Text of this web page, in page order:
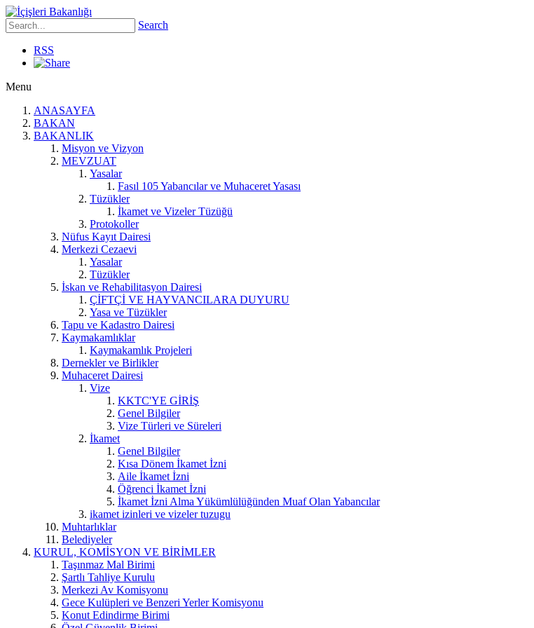
Search
RSS
Menu
ANASAYFA
BAKAN
BAKANLIK
Misyon ve Vizyon
MEVZUAT
Yasalar
Fasıl 105 Yabancılar ve Muhaceret Yasası
Tüzükler
İkamet ve Vizeler Tüzüğü
Protokoller
Nüfus Kayıt Dairesi
Merkezi Cezaevi
Yasalar
Tüzükler
İskan ve Rehabilitasyon Dairesi
ÇİFTÇİ VE HAYVANCILARA DUYURU
Yasa ve Tüzükler
Tapu ve Kadastro Dairesi
Kaymakamlıklar
Kaymakamlık Projeleri
Dernekler ve Birlikler
Muhaceret Dairesi
Vize
KKTC'YE GİRİŞ
Genel Bilgiler
Vize Türleri ve Süreleri
İkamet
Genel Bilgiler
Kısa Dönem İkamet İzni
Aile İkamet İzni
Öğrenci İkamet İzni
İkamet İzni Alma Yükümlülüğünden Muaf Olan Yabancılar
ikamet izinleri ve vizeler tuzugu
Muhtarlıklar
Belediyeler
KURUL, KOMİSYON VE BİRİMLER
Taşınmaz Mal Birimi
Şartlı Tahliye Kurulu
Merkezi Av Komisyonu
Gece Kulüpleri ve Benzeri Yerler Komisyonu
Konut Edindirme Birimi